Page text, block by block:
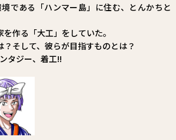
である「ハンマー島」に住む、とんかちと
作る「大工」をしていた。
そして、彼らが目指すものとは？
タジー、着工!!